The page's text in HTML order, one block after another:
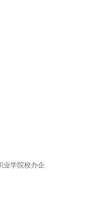
业学院校办企